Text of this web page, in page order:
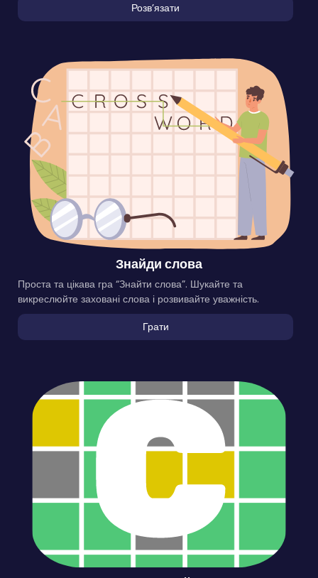
Розвʼязати
Знайди слова
Проста та цікава гра “Знайти слова”. Шукайте та
викреслюйте заховані слова і розвивайте уважність.
Грати